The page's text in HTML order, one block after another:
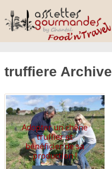
truffiere Archive
Adopter un chêne
truffier et
bénéficier de sa
production !